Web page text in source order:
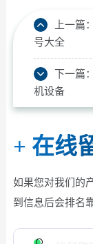
上一篇：
号大全
下一篇：
机设备
+ 在线
如果您对我们的
到信息后会排名